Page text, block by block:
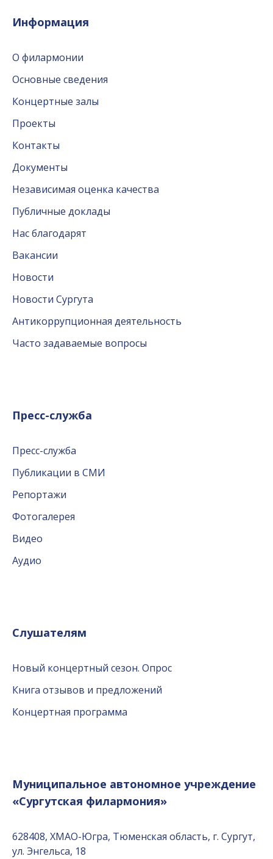
Информация
О филармонии
Основные сведения
Концертные залы
Проекты
Контакты
Документы
Независимая оценка качества
Публичные доклады
Нас благодарят
Вакансии
Новости
Новости Сургута
Антикоррупционная деятельность
Часто задаваемые вопросы
Пресс-служба
Пресс-служба
Публикации в СМИ
Репортажи
Фотогалерея
Видео
Аудио
Слушателям
Новый концертный сезон. Опрос
Книга отзывов и предложений
Концертная программа
Муниципальное автономное учреждение
«Сургутская филармония»
628408, ХМАО-Югра, Тюменская область, г. Сургут,
ул. Энгельса, 18